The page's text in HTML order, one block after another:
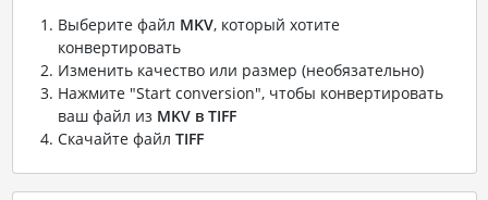
Выберите файл MKV, который хотите
конвертировать
Изменить качество или размер (необязательно)
Нажмите "Start conversion", чтобы конвертировать
ваш файл из MKV в TIFF
Скачайте файл TIFF